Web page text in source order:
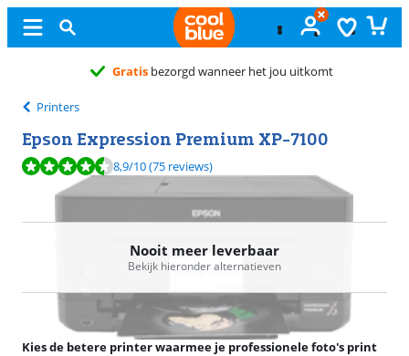
het jou uitkomt
Printers
Epson Expression Premium XP-7100
Beoordeling is 8,9 van de 10, gebaseerd op 75 reviews.
8,9/10(75 reviews)
Nooit meer leverbaar
Bekijk hieronder alternatieven
Kies de betere printer waarmee je professionele foto's print